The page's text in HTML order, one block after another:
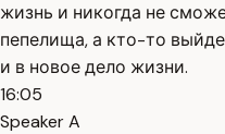
жизнь и никогда не
пепелища, а кто-то
и в новое дело жизни.
16:05
Speaker A